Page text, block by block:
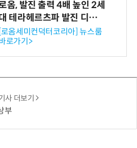
옴, 발진 출력 4배 높인 2세
테라헤르츠파 발진 디바이
개발
[로옴세미컨덕터코리아] 뉴스룸
로가기>
사 더보기
부